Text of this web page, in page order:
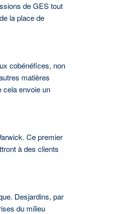
de GES tout
la place de
cobénéfices, non
matières
cela envoie un
Ce premier
à des clients
Desjardins, par
du milieu